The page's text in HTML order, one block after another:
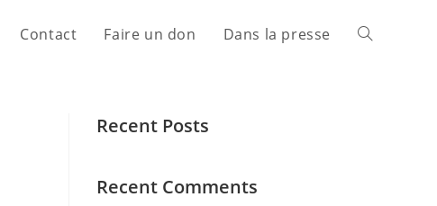
Contact Faire un don Dans la presse
Recent Posts
Recent Comments